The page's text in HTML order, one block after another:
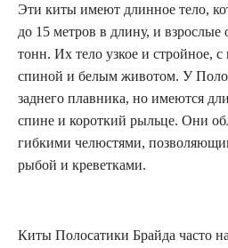
Эти киты имеют длинное тело,
до 15 метров в длину, и взрослые
тонн. Их тело узкое и стройное, с
спиной и белым животом. У
заднего плавникa, но имеются
спине и короткий рыльце. Они
гибкими челюстями,
рыбой и креветками.
Киты Полосатики Брайда часто